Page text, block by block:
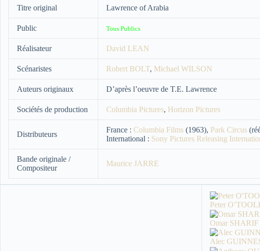
Titre original Lawrence of Arabia
Public Tous Publics
Réalisateur David LEAN
Scénaristes Robert BOLT, Michael WILSON
Auteurs originaux D’après l’oeuvre de T.E. Lawrence
Sociétés de production Columbia Pictures, Horizon Pictures
Distributeurs
France : Columbia Films (1963), Park Circus
International : Sony Pictures Releasing
Bande originale /
Compositeur
Maurice JARRE
Peter
Omar SHARIF
Alec